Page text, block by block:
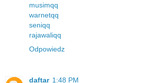
musimqq
warnetqq
seniqq
rajawaliqq
Odpowiedz
daftar 1:48 PM